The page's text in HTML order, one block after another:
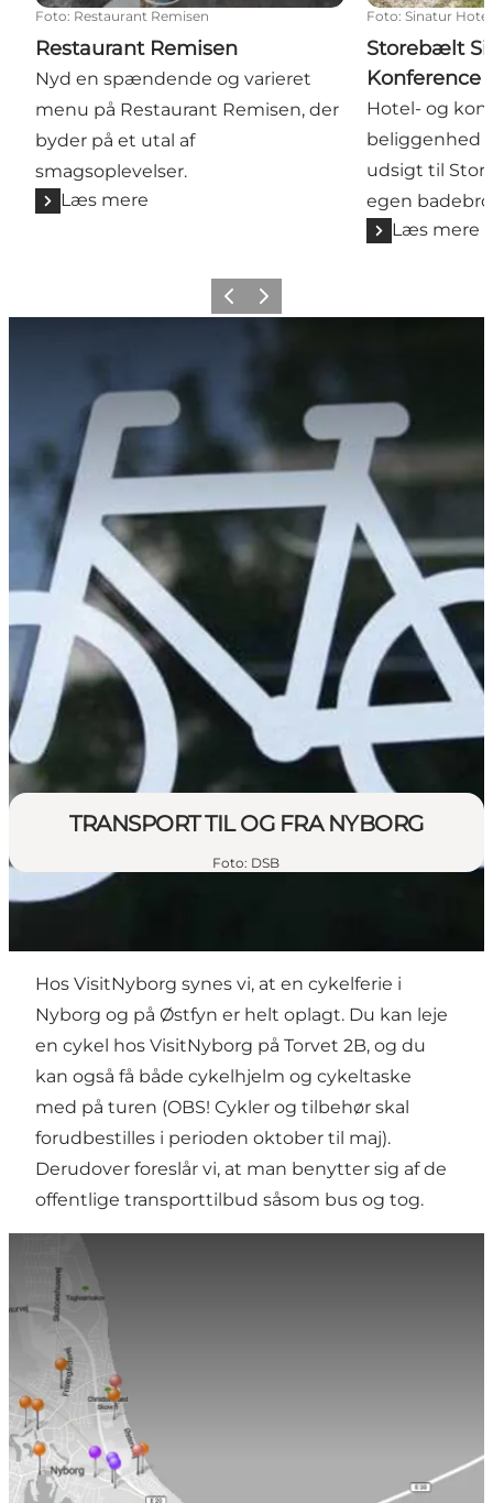
Foto: Restaurant Remisen
Restaurant Remisen
Nyd en spændende og varieret
menu på Restaurant Remisen, der
byder på et utal af
smagsoplevelser.
Læs mere
Foto: Sinatur
Storebælt
Konference
Hotel- og
beliggenhed
udsigt til
egen
Læs mere
ForrigeNæste
TRANSPORT TIL OG FRA NYBORG
Foto: DSB
Hos VisitNyborg synes vi, at en cykelferie i
Nyborg og på Østfyn er helt oplagt. Du kan leje
en cykel hos VisitNyborg på Torvet 2B, og du
kan også få både cykelhjelm og cykeltaske
med på turen (OBS! Cykler og tilbehør skal
forudbestilles i perioden oktober til maj).
Derudover foreslår vi, at man benytter sig af de
offentlige transporttilbud såsom bus og tog.